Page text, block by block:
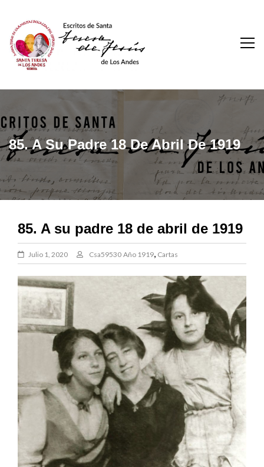
content
85. A Su Padre 18 De Abril De 1919
85. A su padre 18 de abril de 1919
Julio 1, 2020 Csa59530 Año 1919, Cartas